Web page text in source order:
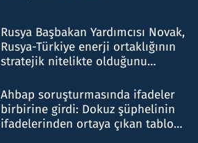
Rusya Başbakan Yardımcısı Novak,
Rusya-Türkiye enerji ortaklığının
stratejik nitelikte olduğunu
Ahbap soruşturmasında ifadeler
birbirine girdi: Dokuz şüphelinin
ifadelerinden ortaya çıkan tablo